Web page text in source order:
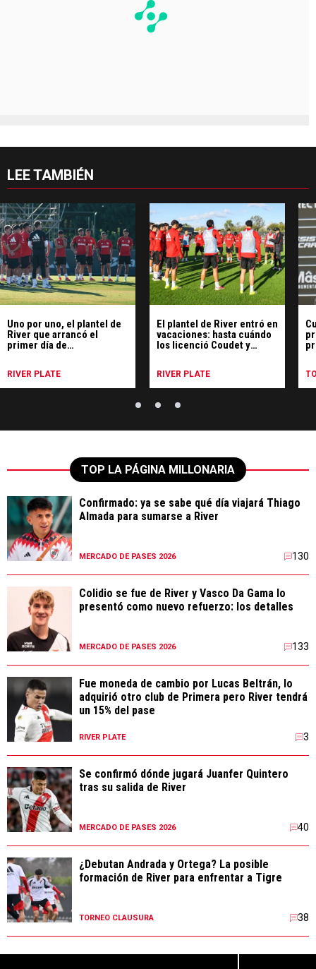
LEE TAMBIÉN
Uno por uno, el plantel de
River que arrancó el
primer día de
RIVER PLATE
El plantel de River entró en
vacaciones: hasta cuándo
los licenció Coudet y
RIVER PLATE
TOP LA PÁGINA MILLONARIA
Confirmado: ya se sabe qué día viajará Thiago
Almada para sumarse a River
MERCADO DE PASES 2026 130
Colidio se fue de River y Vasco Da Gama lo
presentó como nuevo refuerzo: los detalles
MERCADO DE PASES 2026 133
Fue moneda de cambio por Lucas Beltrán, lo
adquirió otro club de Primera pero River tendrá
un 15% del pase
RIVER PLATE 3
Se confirmó dónde jugará Juanfer Quintero
tras su salida de River
MERCADO DE PASES 2026 40
¿Debutan Andrada y Ortega? La posible
formación de River para enfrentar a Tigre
TORNEO CLAUSURA 38